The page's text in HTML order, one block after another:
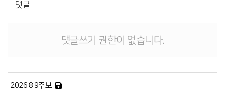
댓글
댓글쓰기 권한이 없습니다.
2026.8.9주보